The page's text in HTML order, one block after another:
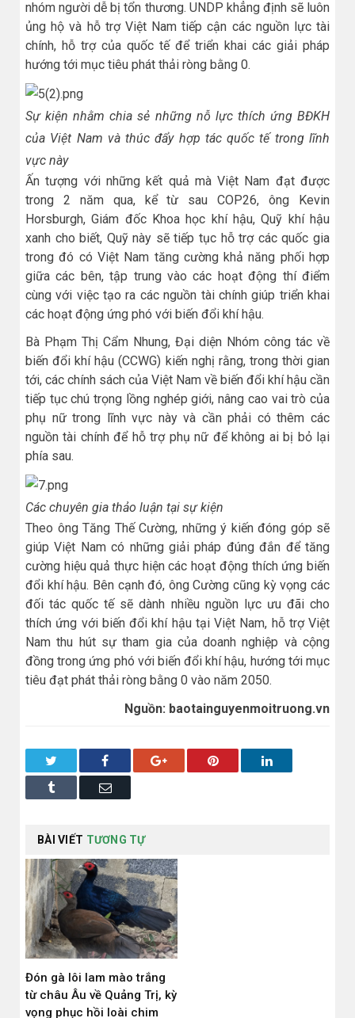
nhóm người dễ bị tổn thương. UNDP khẳng định sẽ luôn
ủng hộ và hỗ trợ Việt Nam tiếp cận các nguồn lực tài
chính, hỗ trợ của quốc tế để triển khai các giải pháp
hướng tới mục tiêu phát thải ròng bằng 0.
Sự kiện nhằm chia sẻ những nỗ lực thích ứng BĐKH
của Việt Nam và thúc đẩy hợp tác quốc tế trong lĩnh
vực này
Ấn tượng với những kết quả mà Việt Nam đạt được
trong 2 năm qua, kể từ sau COP26, ông Kevin
Horsburgh, Giám đốc Khoa học khí hậu, Quỹ khí hậu
xanh cho biết, Quỹ này sẽ tiếp tục hỗ trợ các quốc gia
trong đó có Việt Nam tăng cường khả năng phối hợp
giữa các bên, tập trung vào các hoạt động thí điểm
cùng với việc tạo ra các nguồn tài chính giúp triển khai
các hoạt động ứng phó với biến đổi khí hậu.
Bà Phạm Thị Cẩm Nhung, Đại diện Nhóm công tác về
biến đổi khí hậu (CCWG) kiến nghị rằng, trong thời gian
tới, các chính sách của Việt Nam về biến đổi khí hậu cần
tiếp tục chú trọng lồng nghép giới, nâng cao vai trò của
phụ nữ trong lĩnh vực này và cần phải có thêm các
nguồn tài chính để hỗ trợ phụ nữ để không ai bị bỏ lại
phía sau.
Các chuyên gia thảo luận tại sự kiện
Theo ông Tăng Thế Cường, những ý kiến đóng góp sẽ
giúp Việt Nam có những giải pháp đúng đắn để tăng
cường hiệu quả thực hiện các hoạt động thích ứng biến
đổi khí hậu. Bên cạnh đó, ông Cường cũng kỳ vọng các
đối tác quốc tế sẽ dành nhiều nguồn lực ưu đãi cho
thích ứng với biến đổi khí hậu tại Việt Nam, hỗ trợ Việt
Nam thu hút sự tham gia của doanh nghiệp và cộng
đồng trong ứng phó với biến đổi khí hậu, hướng tới mục
tiêu đạt phát thải ròng bằng 0 vào năm 2050.
Nguồn: baotainguyenmoitruong.vn
Facebook Google+ Pinterest LinkedIn
Tumblr Email
BÀI VIẾT TƯƠNG TỰ
Đón gà lôi lam mào trắng
từ châu Âu về Quảng Trị, kỳ
vọng phục hồi loài chim